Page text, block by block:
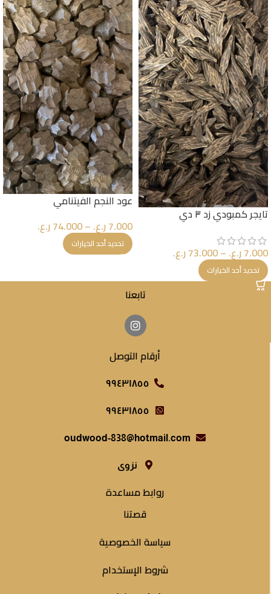
تايجر كمبودي زد ٣ دي
7.000ر.ع. –
73.000ر.ع.
تحديد أحد الخيارات
عود النجم الفيتنامي
7.000ر.ع. –
74.000ر.ع.
تحديد أحد الخيارات
تابعنا
أرقام التوصل
٩٩٤٣١٨٥٥
٩٩٤٣١٨٥٥
oudwood-838@hotmail.com
نزوى
روابط مساعدة
قصتنا
سياسة الخصوصية
شروط الإستخدام